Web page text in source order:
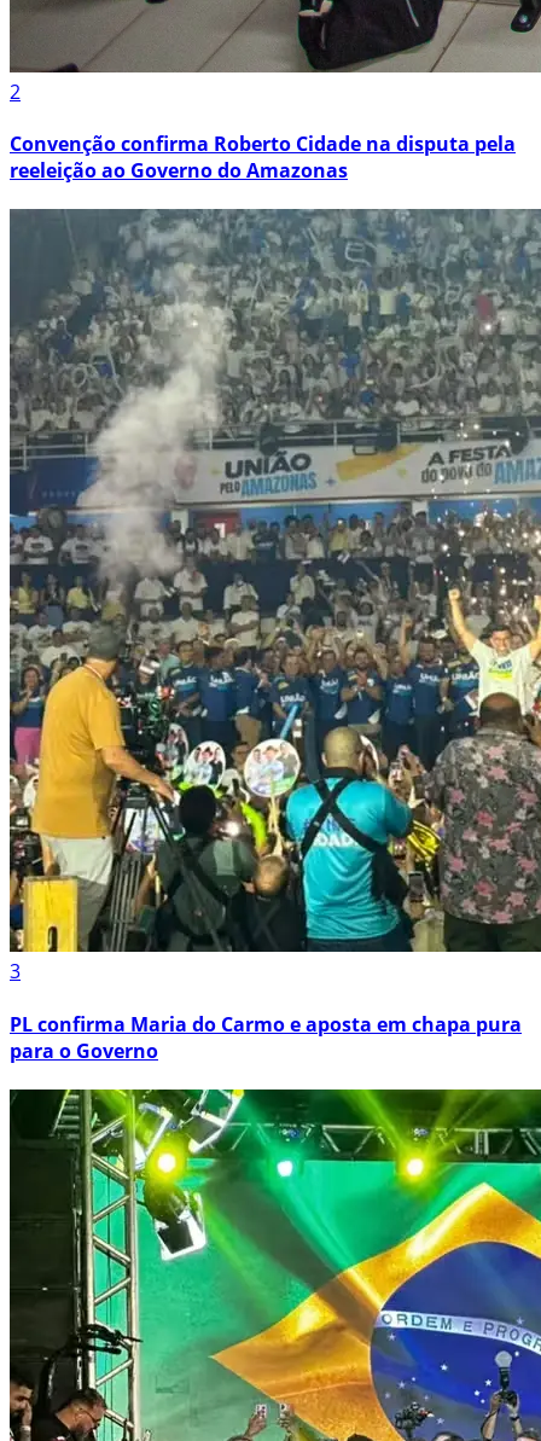
2
Convenção confirma Roberto Cidade na disputa pela
reeleição ao Governo do Amazonas
3
PL confirma Maria do Carmo e aposta em chapa pura
para o Governo